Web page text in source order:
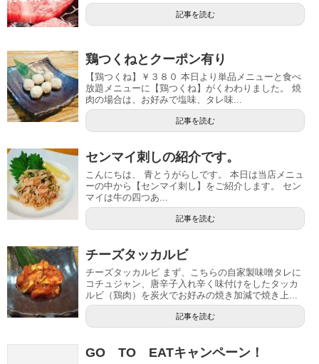
記事を読む
鶏つくねとクーポン有り
【鶏つくね】￥３８０ 本日より単品メニューと食べ
放題メニューに【鶏つくね】がくわわりました。 焼
肉の場合は、お好みで塩味、タレ味...
記事を読む
センマイ刺しの紹介です。
こんにちは、 青とうがらしです。 本日は当店メニュ
ーの中から【センマイ刺し】をご紹介します。 セン
マイは牛の四つあ...
記事を読む
チーズタッカルビ
チーズタッカルビ まず、こちらの自家製味噌タレに
コチュジャン、唐辛子入れ辛く味付けをしたタッカ
ルビ（鶏肉）を炭火でお好みの焼き加減で焼き上...
記事を読む
GO TO EATキャンペーン！